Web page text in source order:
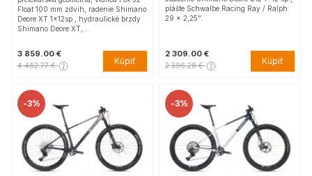
Float 100 mm zdvih, radenie Shimano
Deore XT 1x12sp., hydraulické brzdy
Shimano Deore XT,…
3 859.00 €
4 462.77 € Kúpiť
plášte Schwalbe Racing Ray / Ralph
29 x 2,25".
2 309.00 €
2 396.28 € Kúpiť
-3% -3%